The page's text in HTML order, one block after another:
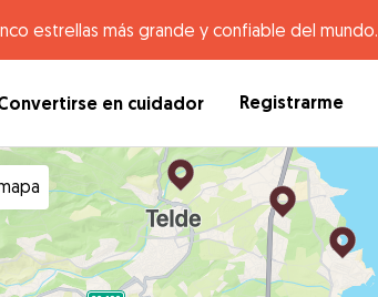
estrellas más grande y confiable del mundo.
en cuidador Registrarme